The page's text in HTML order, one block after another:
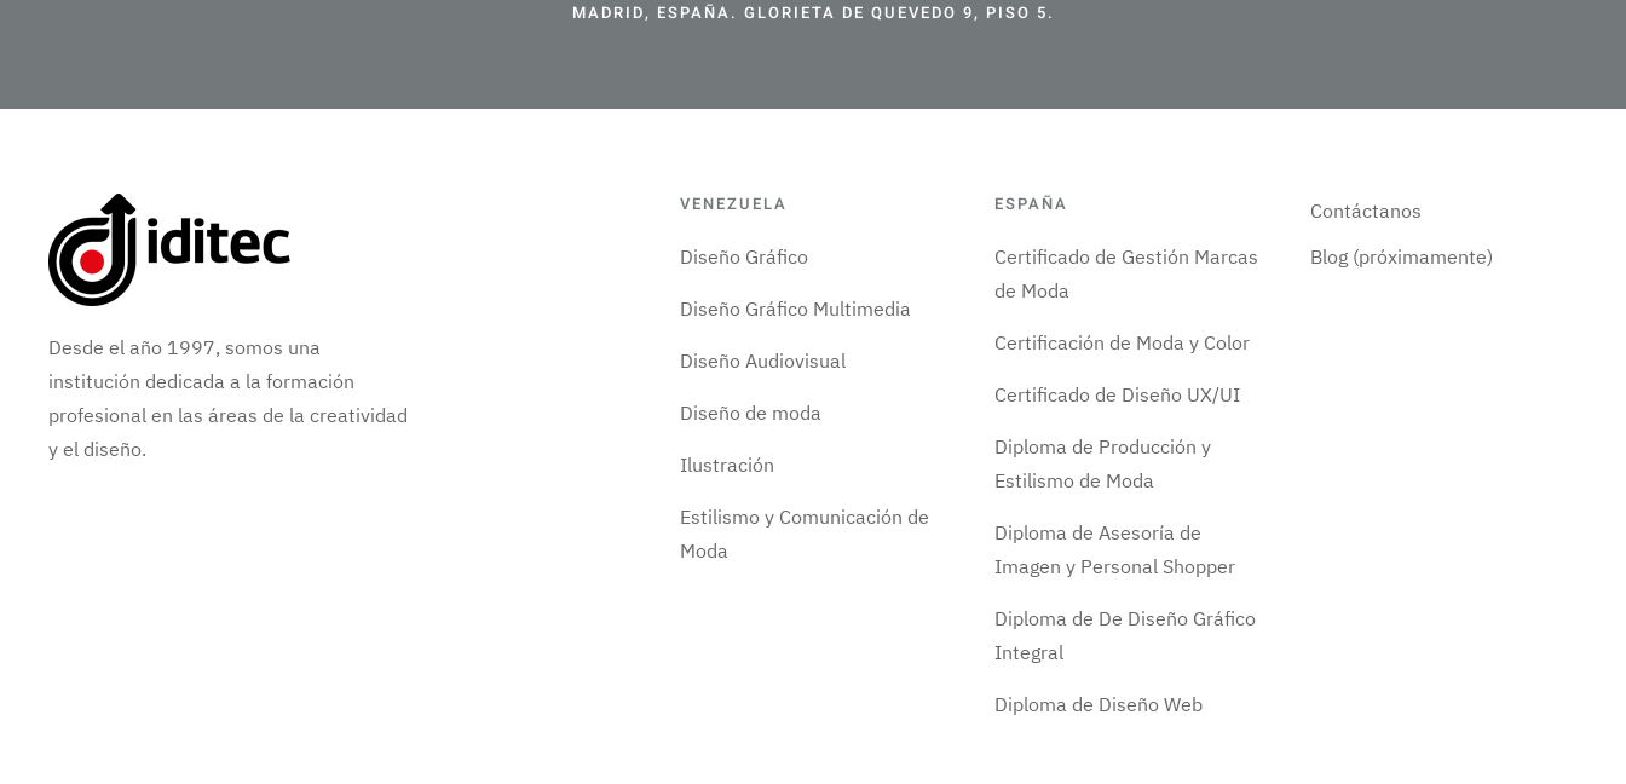
MADRID, ESPAÑA. GLORIETA DE QUEVEDO 9, PISO 5.
Desde el año 1997, somos una
institución dedicada a la formación
profesional en las áreas de la creatividad
y el diseño.
VENEZUELA
Diseño Gráfico
Diseño Gráfico Multimedia
Diseño Audiovisual
Diseño de moda
Ilustración
Estilismo y Comunicación de
Moda
ESPAÑA
Certificado de Gestión Marcas
de Moda
Certificación de Moda y Color
Certificado de Diseño UX/UI
Diploma de Producción y
Estilismo de Moda
Diploma de Asesoría de
Imagen y Personal Shopper
Diploma de De Diseño Gráfico
Integral
Diploma de Diseño Web
Contáctanos
Blog (próximamente)